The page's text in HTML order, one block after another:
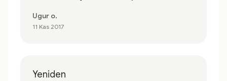
Ugur o.
11 Kas 2017
Yeniden